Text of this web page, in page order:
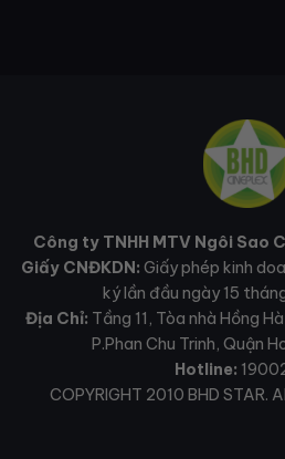
Công ty TNHH MTV Ngôi Sao
Giấy CNĐKDN: Giấy phép kinh
ký lần đầu ngày 15
Địa Chỉ: Tầng 11, Tòa nhà Hồng
P.Phan Chu Trinh, Quận
Hotline:
COPYRIGHT 2010 BHD STAR.